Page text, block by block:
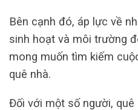
Bên cạnh đó, áp lực về
sinh hoạt và môi trường
mong muốn tìm kiếm
quê nhà.
Đối với một số người,